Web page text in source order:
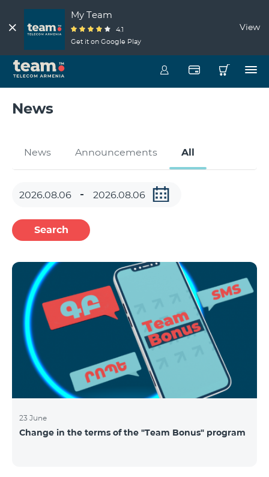
My Team
4.1
Get it on Google Play
View
News
News Announcements All
Search
23 June
Change in the terms of the "Team Bonus" program